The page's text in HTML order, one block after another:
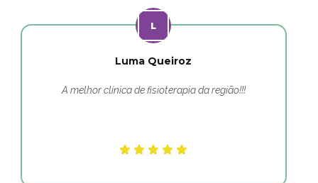
Luma Queiroz
A melhor clínica de fisioterapia da região!!!